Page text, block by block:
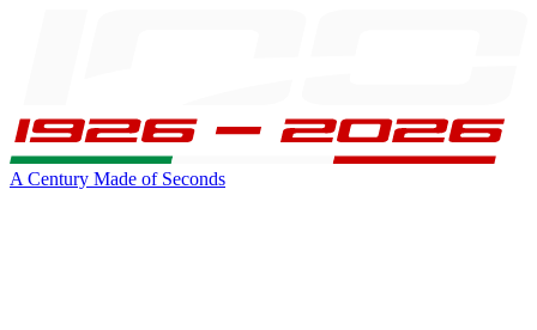
A Century Made of Seconds